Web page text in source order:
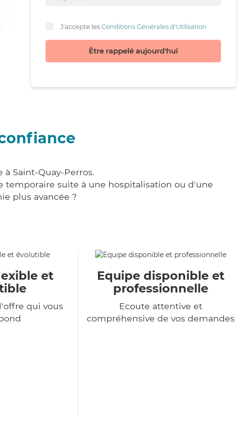
J'accepte lesConditions Générales d'Utilisation
Être rappelé aujourd'hui
à Saint-Quay-Perros.
temporaire suite à une hospitalisation ou d'une
plus avancée ?
et
qui vous
Equipe disponible et
professionnelle
Ecoute attentive et
compréhensive de vos demandes